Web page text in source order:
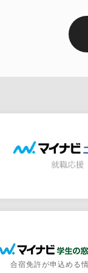
合宿免許が申込める